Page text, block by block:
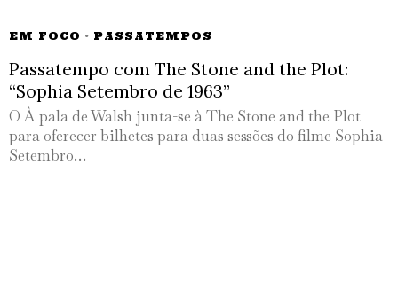
EM FOCO · PASSATEMPOS
Passatempo com The Stone and the Plot:
“Sophia Setembro de 1963”
O À pala de Walsh junta-se à The Stone and the Plot
para oferecer bilhetes para duas sessões do filme Sophia
Setembro…